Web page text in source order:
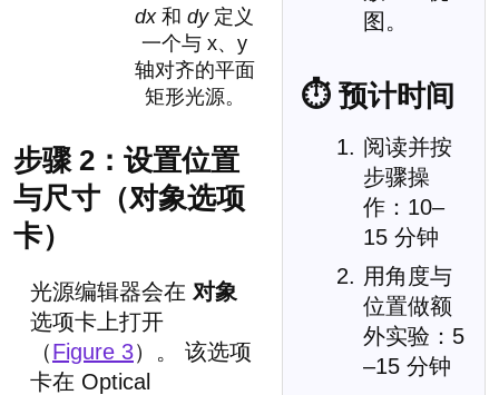
图。
⏱ 预计时间
阅读并按
步骤操
作：10–
15 分钟
用角度与
位置做额
外实验：5
–15 分钟
dx和dy定义
一个与 x、y
轴对齐的平面
矩形光源。
步骤 2：设置位置
与尺寸（对象选项
卡）
光源编辑器会在 对象
选项卡上打开
（Figure 3）。 该选项
卡在 Optical